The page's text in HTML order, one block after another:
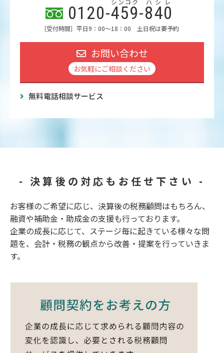
0120-459
シンコク
-840
ハシレ
［受付時間］平日9：00～18：00 土日祝は要予約
お問い合わせ
お気軽にご相談ください
無料電話相談サービス
- 決算後の対応もお任せ下さい -
お客様のご希望に応じ、決算後の税務顧問はもちろん、
融資や補助金・助成金の支援も行っております。
企業の成長に応じて、ステージ毎に起きている様々な問
題を、会計・税務の観点から改善・提案を行っていきま
す。